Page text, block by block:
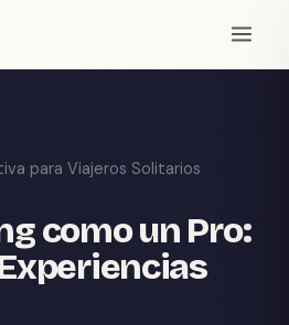
para Viajeros Solitarios
como un Pro: